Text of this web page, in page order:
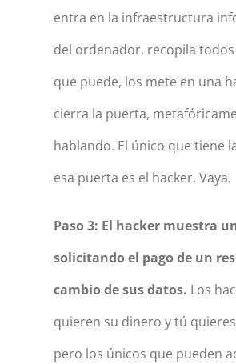
entra en la infraestructura
del ordenador, recopila
que puede, los mete en una
cierra la puerta,
hablando. El único que tiene
esa puerta es el hacker. Vaya.
Paso 3: El hacker muestra
solicitando el pago de un
cambio de sus datos. Los
quieren su dinero y tú
pero los únicos que pueden